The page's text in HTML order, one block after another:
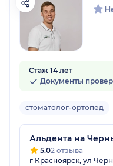
Стаж 14 лет
Документы
стоматолог-ортопед
Альдента на
5.02 отзыва
г Красноярск, ул